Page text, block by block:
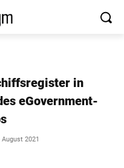
in
eGovernment-
August 2021